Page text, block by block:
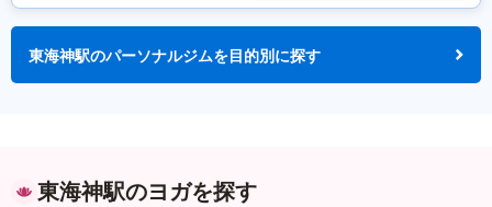
東海神駅のパーソナルジムを目的別に探す
東海神駅のヨガを探す